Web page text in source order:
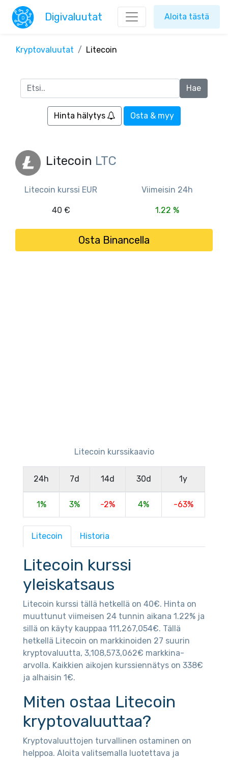
Digivaluutat Aloita tästä
Kryptovaluutat Litecoin
Hinta hälytys Osta & myy
Litecoin LTC
Litecoin kurssi EUR
40 €
Viimeisin 24h
1.22 %
Osta Binancella
Litecoin kurssikaavio
24h 7d 14d 30d 1y
1% 3% -2% 4% -63%
Litecoin Historia
Litecoin kurssi
yleiskatsaus
Litecoin kurssi tällä hetkellä on 40€. Hinta on
muuttunut viimeisen 24 tunnin aikana 1.22% ja
sillä on käyty kauppaa 111,267,054€. Tällä
hetkellä Litecoin on markkinoiden 27 suurin
kryptovaluutta, 3,108,573,062€ markkina-
arvolla. Kaikkien aikojen kurssiennätys on 338€
ja alhaisin 1€.
Miten ostaa Litecoin
kryptovaluuttaa?
Kryptovaluuttojen turvallinen ostaminen on
helppoa. Aloita valitsemalla luotettava ja